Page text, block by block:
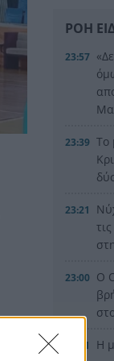
ΡΟΗ
23:57
23:39 Το
23:21
23:00 Ο
22:51 Η